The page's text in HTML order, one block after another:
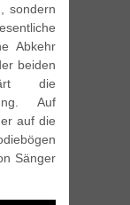
sondern
Abkehr
beiden
die
Auf
auf die
Sänger